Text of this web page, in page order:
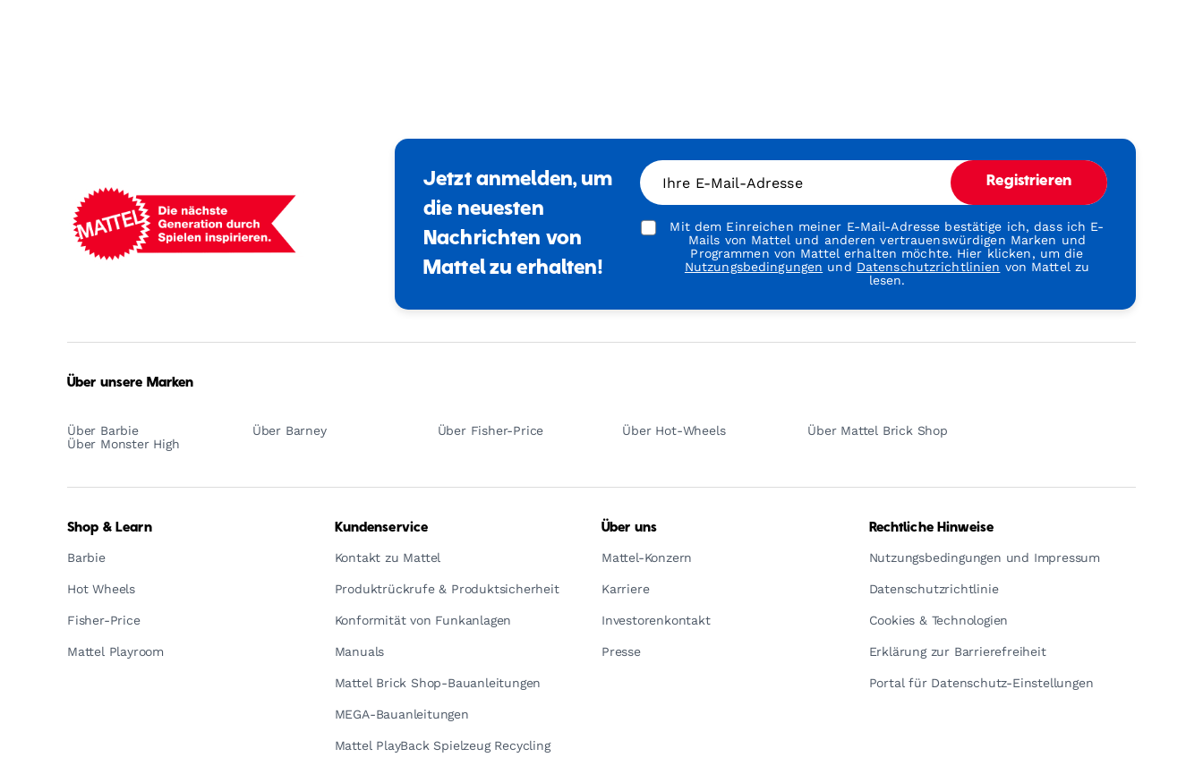
Through
Jetzt anmelden, um
die neuesten
Nachrichten von
Mattel zu erhalten!
Ihre E-Mail-Adresse Registrieren
Mit dem Einreichen meiner E-Mail-Adresse bestätige ich, dass ich E-
Mails von Mattel und anderen vertrauenswürdigen Marken und
Programmen von Mattel erhalten möchte. Hier klicken, um die
Nutzungsbedingungen und Datenschutzrichtlinien von Mattel zu
lesen.
Über unsere Marken
Über Barbie Über Barney Über Fisher-Price Über Hot-Wheels
Über Mattel Brick Shop
Über Monster High
Shop & Learn
Barbie
Hot Wheels
Fisher-Price
Mattel Playroom
Kundenservice
Kontakt zu Mattel
Produktrückrufe & Produktsicherheit
Konformität von Funkanlagen
Manuals
Mattel Brick Shop-Bauanleitungen
MEGA-Bauanleitungen
Mattel PlayBack Spielzeug Recycling
Über uns
Mattel-Konzern
Karriere
Investorenkontakt
Presse
Rechtliche Hinweise
Nutzungsbedingungen und Impressum
Datenschutzrichtlinie
Cookies & Technologien
Erklärung zur Barrierefreiheit
Portal für Datenschutz-Einstellungen